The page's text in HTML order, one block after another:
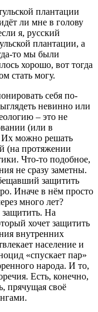
плантации
ли мне в голову
я, русский
плантации, а
то мы были
хорошо, вот тогда
стать могу.
себя по-
невинно или
– это не
(или в
Их можно решать
(на протяжении
Что-то подобное,
не сразу заметны.
защитить
Иначе в нём просто
много лет?
На
хочет защитить
внутренних
население и
«спускает пар»
народа. И то,
Есть, конечно,
прячущая своё